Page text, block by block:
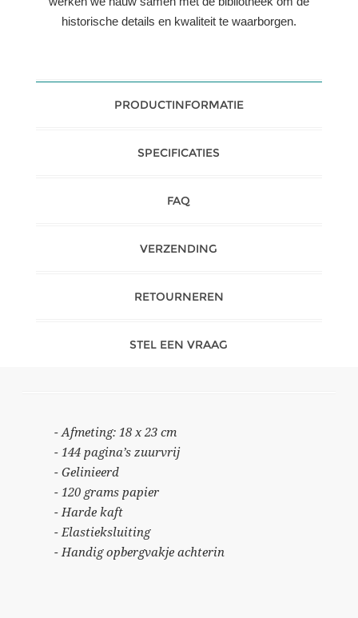
historische details en kwaliteit te waarborgen.
PRODUCTINFORMATIE
SPECIFICATIES
FAQ
VERZENDING
RETOURNEREN
STEL EEN VRAAG
- Afmeting: 18 x 23 cm
- 144 pagina’s zuurvrij
- Gelinieerd
- 120 grams papier
- Harde kaft
- Elastieksluiting
- Handig opbergvakje achterin